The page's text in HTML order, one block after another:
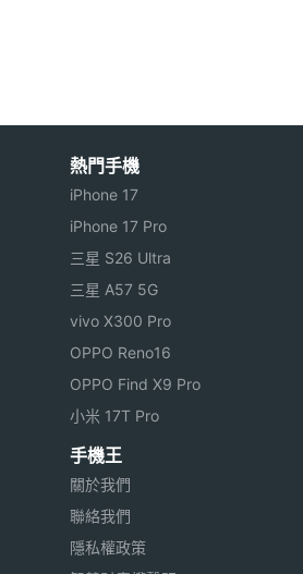
、全天候血氧飽和度測量、壓
有，未經授權不得轉載使用※
熱門手機
iPhone 17
iPhone 17 Pro
三星 S26 Ultra
三星 A57 5G
vivo X300 Pro
OPPO Reno16
OPPO Find X9 Pro
小米 17T Pro
手機王
關於我們
聯絡我們
隱私權政策